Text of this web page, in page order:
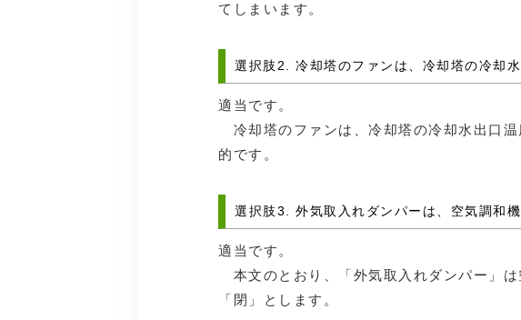
てしまいます。
選択肢2. 冷却塔のファンは、冷却塔の冷却
適当です。
冷却塔のファンは、冷却塔の冷却水出口
的です。
選択肢3. 外気取入れダンパーは、空気調和
適当です。
本文のとおり、「外気取入れダンパー」
「閉」とします。